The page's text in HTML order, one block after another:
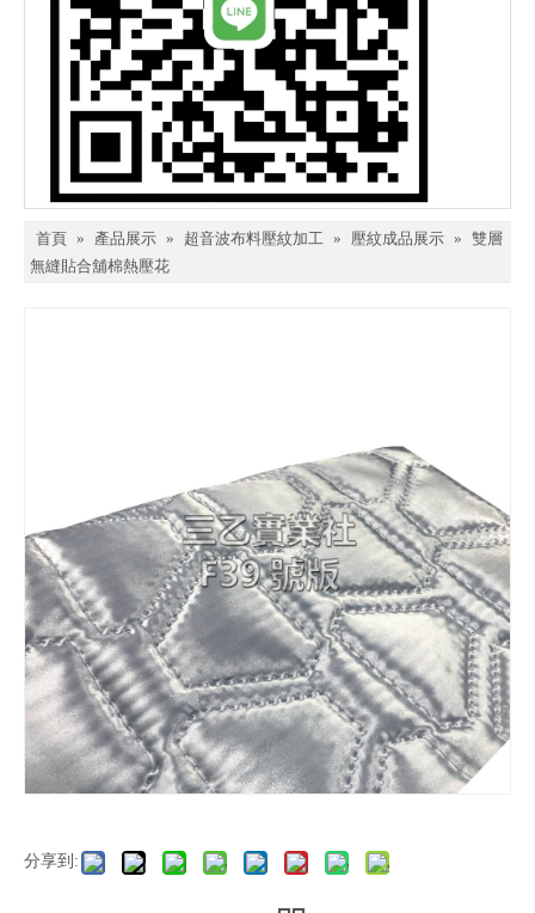
首頁 » 產品展示 » 超音波布料壓紋加工 » 壓紋成品展示 » 雙層
無縫貼合舖棉熱壓花
分享到: